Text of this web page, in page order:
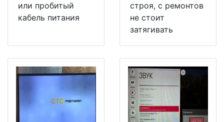
или пробитый
кабель питания
строя, с ремонтов
не стоит
затягивать